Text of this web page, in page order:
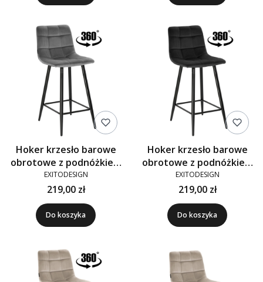
Hoker krzesło barowe
obrotowe z podnóżkiem
TORE-S 65cm velvet
szare G-12
EXITODESIGN
219,00 zł
Do koszyka
Hoker krzesło barowe
obrotowe z podnóżkiem
TORE-S 65cm velvet
czarne G-77
EXITODESIGN
219,00 zł
Do koszyka